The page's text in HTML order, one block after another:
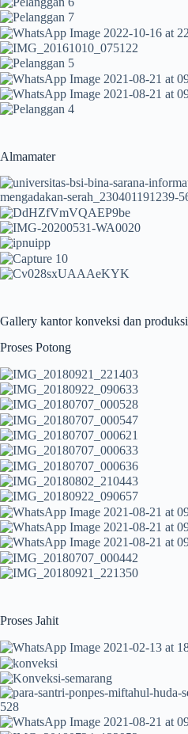
Almamater
Gallery kantor konveksi dan produksi
Proses Potong
Proses Jahit